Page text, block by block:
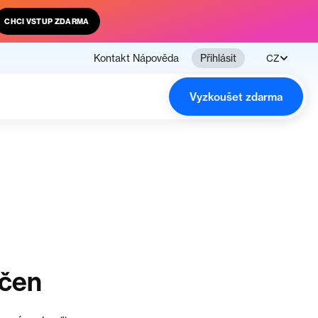
CHCI VSTUP ZDARMA
Kontakt Nápověda Přihlásit CZ
Vyzkoušet zdarma